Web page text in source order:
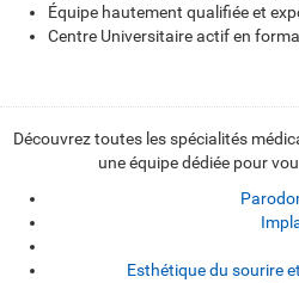
Équipe hautement qualifiée et
Centre Universitaire actif en
Découvrez toutes les spécialités
une équipe dédiée pour
Esthétique du sourire